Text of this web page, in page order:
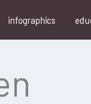
infographics